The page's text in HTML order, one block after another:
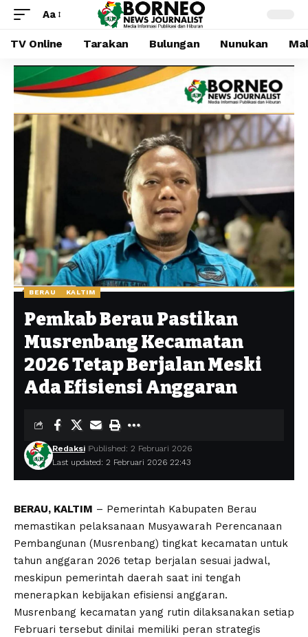
Aa
TV Online Tarakan Bulungan Nunukan
BERAU KALTIM
Pemkab Berau Pastikan
Musrenbang Kecamatan
2026 Tetap Berjalan Meski
Ada Efisiensi Anggaran
Last updated: 2 Februari 2026 22:43
Redaksi Published: 2 Februari 2026
BERAU, KALTIM – Pemerintah Kabupaten Berau
memastikan pelaksanaan Musyawarah Perencanaan
Pembangunan (Musrenbang) tingkat kecamatan untuk
tahun anggaran 2026 tetap berjalan sesuai jadwal,
meskipun pemerintah daerah saat ini tengah
menerapkan kebijakan efisiensi anggaran.
Musrenbang kecamatan yang rutin dilaksanakan setiap
Februari tersebut dinilai memiliki peran strategis